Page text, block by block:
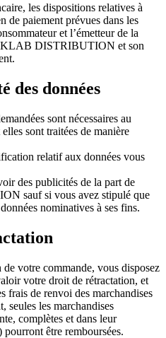
les dispositions relatives à
de paiement prévues dans les
et l’émetteur de la
DISTRIBUTION et son
données
sont nécessaires au
sont traitées de manière
relatif aux données vous
des publicités de la part de
sauf si vous avez stipulé que
nominatives à ses fins.
votre commande, vous disposez
votre droit de rétractation, et
frais de renvoi des marchandises
seules les marchandises
complètes et dans leur
être remboursées.